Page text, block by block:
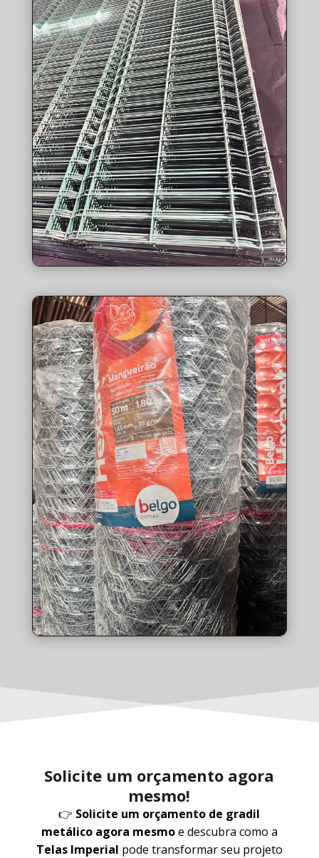
Solicite um orçamento agora
mesmo!
👉 Solicite um orçamento de gradil
metálico agora mesmoe descubra como a
Telas Imperial pode transformar seu projeto